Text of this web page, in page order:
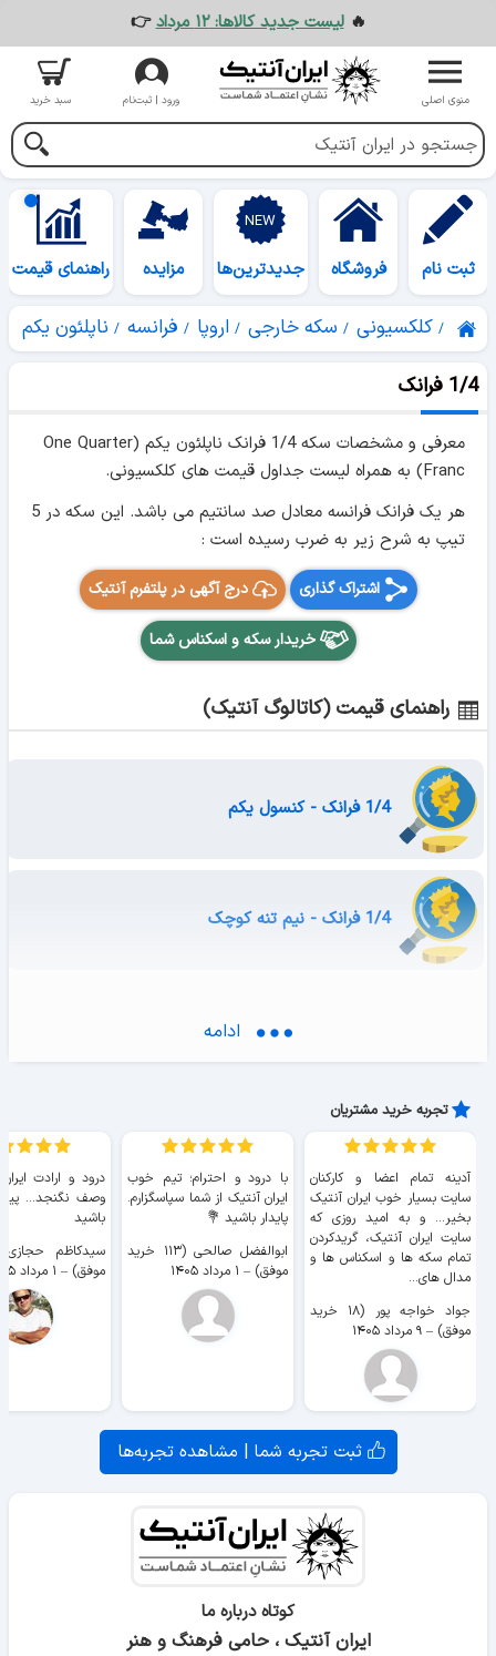
🔥لیست جدید کالاها: ۱۲ مرداد 👉
منوی اصلی ورود | ثبت‌نام سبد خرید
ثبت نام فروشگاه جدیدترین‌ها مزایده راهنمای قیمت
کلکسیونی سکه خارجی اروپا فرانسه ناپلئون یکم
1/4 فرانک
معرفی و مشخصات سکه 1/4 فرانک ناپلئون یکم (One Quarter
Franc) به همراه لیست جداول قیمت های کلکسیونی.
هر یک فرانک فرانسه معادل صد سانتیم می باشد. این سکه در 5
تیپ به شرح زیر به ضرب رسیده است :
اشتراک گذاری درج آگهی در پلتفرم آنتیک
خریدار سکه و اسکناس شما
راهنمای قیمت (کاتالوگ آنتیک)
1/4 فرانک - کنسول یکم
1/4 فرانک - نیم تنه کوچک
1/4 فرانک - ناپلئون با سربند-تیپ یک
1/4 فرانک - ناپلئون با سربند-تیپ دو
ادامه
تجربه خرید مشتریان
آدینه تمام اعضا و کارکنان
سایت بسیار خوب ايران آنتیک
بخیر... و به امید روزی که
سایت ايران آنتیک، گریدکردن
تمام سکه ها و اسکناس ها و
مدال های...
جواد خواجه پور (۱۸ خرید
موفق) – ۹ مرداد ۱۴۰۵
با درود و احترام؛ تیم خوب
ایران آنتیک از شما سپاسگزارم.
پایدار باشید 💐
ابوالفضل صالحی (۱۱۳ خرید
موفق) – ۱ مرداد ۱۴۰۵
درود و ارادت
وصف نگنجد...
باشید
موفق) – ۱ مرداد ۱۴۰۵
ثبت تجربه شما | مشاهده تجربه‌ها
کوتاه درباره ما
ایران آنتیک ، حامی فرهنگ و هنر